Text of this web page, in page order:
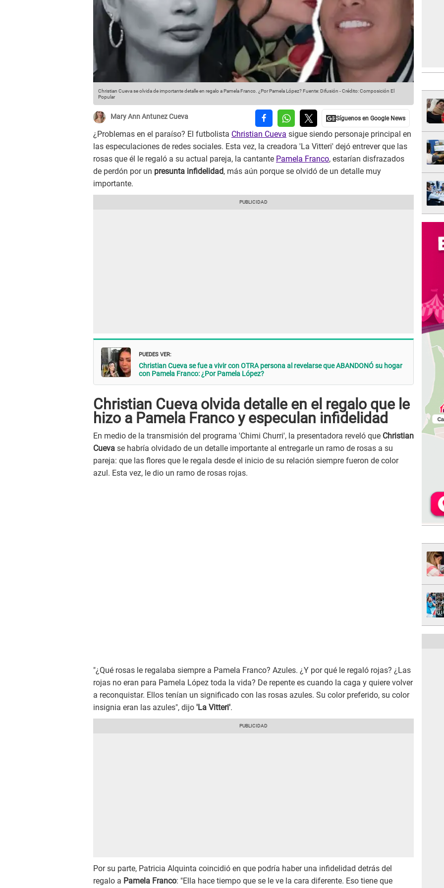
Christian Cueva se olvida de importante detalle en regalo a Pamela Franco. ¿Por Pamela López? Fuente: Difusión -Crédito: Composición El
Popular
Mary Ann Antunez Cueva
¿Problemas en el paraíso? El futbolista Christian Cueva sigue siendo personaje principal en
las especulaciones de redes sociales. Esta vez, la creadora 'La Vitteri' dejó entrever que las
rosas que él le regaló a su actual pareja, la cantante Pamela Franco, estarían disfrazados
de perdón por un presunta infidelidad, más aún porque se olvidó de un detalle muy
importante.
PUEDES VER:
Christian Cueva se fue a vivir con OTRA persona al revelarse que ABANDONÓ su hogar
con Pamela Franco: ¿Por Pamela López?
Christian Cueva olvida detalle en el regalo que le
hizo a Pamela Franco y especulan infidelidad
En medio de la transmisión del programa 'Chimi Churri', la presentadora reveló que Christian
Cueva se habría olvidado de un detalle importante al entregarle un ramo de rosas a su
pareja: que las flores que le regala desde el inicio de su relación siempre fueron de color
azul. Esta vez, le dio un ramo de rosas rojas.
"¿Qué rosas le regalaba siempre a Pamela Franco? Azules. ¿Y por qué le regaló rojas? ¿Las
rojas no eran para Pamela López toda la vida? De repente es cuando la caga y quiere volver
a reconquistar. Ellos tenían un significado con las rosas azules. Su color preferido, su color
insignia eran las azules", dijo 'La Vitteri'.
Por su parte, Patricia Alquinta coincidió en que podría haber una infidelidad detrás del
regalo a Pamela Franco: "Ella hace tiempo que se le ve la cara diferente. Eso tiene que